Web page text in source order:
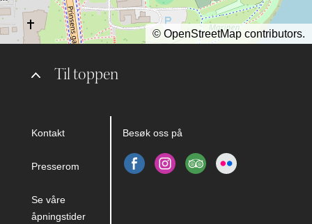
Til toppen
Kontakt
Presserom
Se våre
åpningstider
Besøk oss på
© OpenStreetMap contributors.